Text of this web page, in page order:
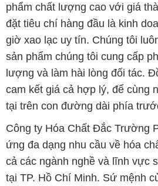
phẩm chất lượng cao với giá
đặt tiêu chí hàng đầu là kinh
giờ xao lạc uy tín. Chúng tôi
sản phẩm chúng tôi cung cấp
lượng và làm hài lòng đối tác.
cam kết giá cả hợp lý, để cùng
tại trên con đường dài phía
Công ty Hóa Chất Đắc Trường
ứng đa dạng nhu cầu về hóa
cả các ngành nghề và lĩnh vực
tại TP. Hồ Chí Minh. Sứ mệnh